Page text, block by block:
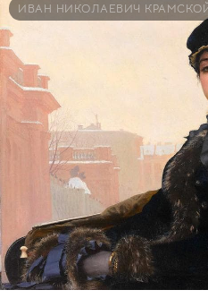
ИВАН НИКОЛАЕВИЧ